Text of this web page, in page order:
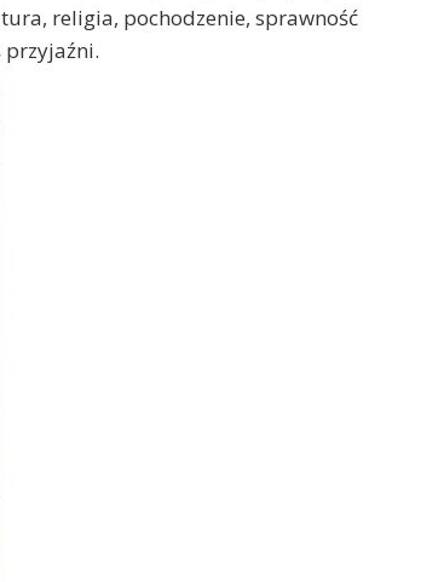
religia, pochodzenie, sprawność
przyjaźni.